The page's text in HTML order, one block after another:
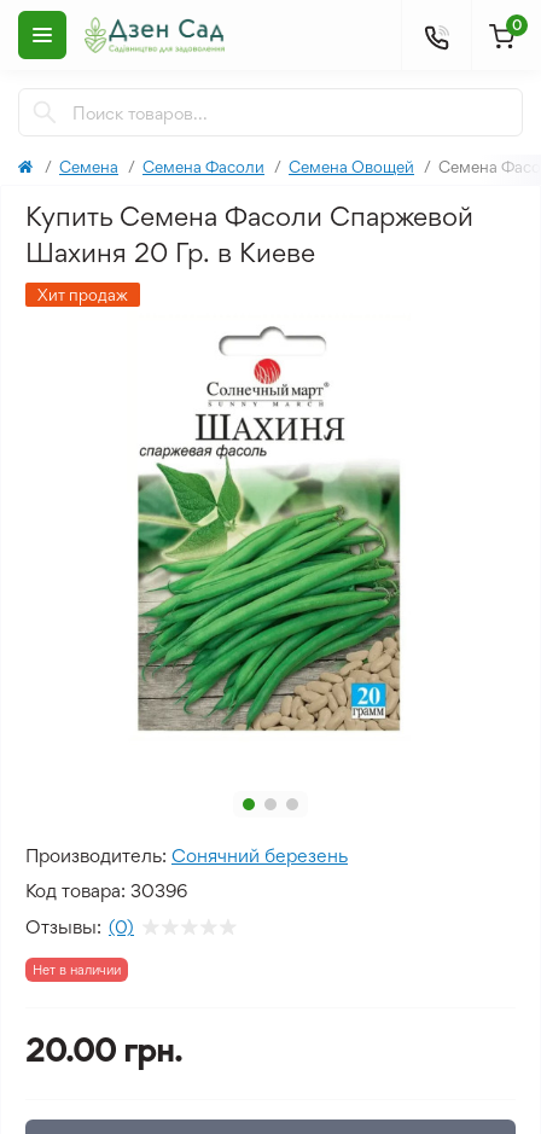
0
Семена Семена Фасоли Семена Овощей Семена
Купить Семена Фасоли Спаржевой
Шахиня 20 Гр. в Киеве
Хит продаж
Производитель: Сонячний березень
Код товара: 30396
Отзывы: (0)
Нет в наличии
20.00 грн.